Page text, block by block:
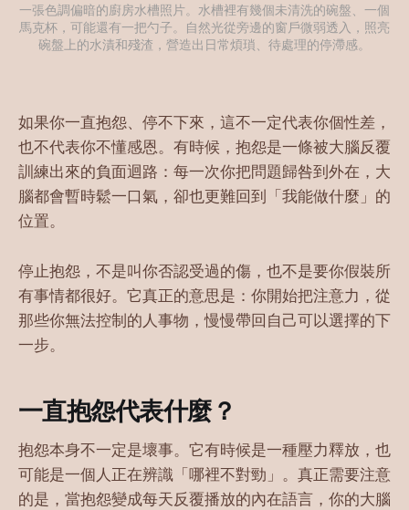
一張色調偏暗的廚房水槽照片。水槽裡有幾個未清洗的碗盤、一個
馬克杯，可能還有一把勺子。自然光從旁邊的窗戶微弱透入，照亮
碗盤上的水漬和殘渣，營造出日常煩瑣、待處理的停滯感。
如果你一直抱怨、停不下來，這不一定代表你個性差，
也不代表你不懂感恩。有時候，抱怨是一條被大腦反覆
訓練出來的負面迴路：每一次你把問題歸咎到外在，大
腦都會暫時鬆一口氣，卻也更難回到「我能做什麼」的
位置。
停止抱怨，不是叫你否認受過的傷，也不是要你假裝所
有事情都很好。它真正的意思是：你開始把注意力，從
那些你無法控制的人事物，慢慢帶回自己可以選擇的下
一步。
一直抱怨代表什麼？
抱怨本身不一定是壞事。它有時候是一種壓力釋放，也
可能是一個人正在辨識「哪裡不對勁」。真正需要注意
的是，當抱怨變成每天反覆播放的內在語言，你的大腦